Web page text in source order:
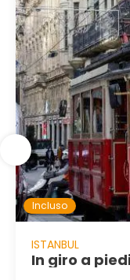
Incluso
ISTANBUL
In giro a